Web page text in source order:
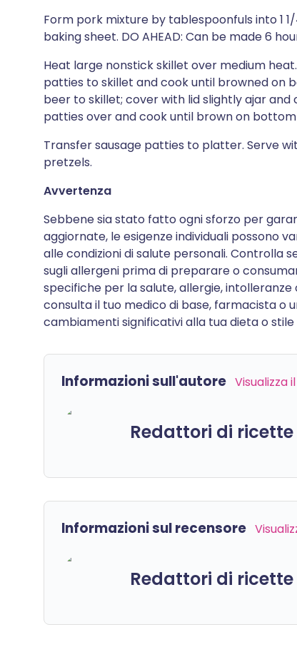
Form pork mixture by tablespoonfuls into 1
baking sheet. DO AHEAD: Can be made 6
Heat large nonstick skillet over medium
patties to skillet and cook until browned on
beer to skillet; cover with lid slightly ajar
patties over and cook until brown on
Transfer sausage patties to platter. Serve
pretzels.
Avvertenza
Sebbene sia stato fatto ogni sforzo per
aggiornate, le esigenze individuali possono
alle condizioni di salute personali. Controlla
sugli allergeni prima di preparare o
specifiche per la salute, allergie,
consulta il tuo medico di base, farmacista
cambiamenti significativi alla tua dieta o stile
Informazioni sull'autore Visualizza
Redattori di
Informazioni sul recensore
Redattori di